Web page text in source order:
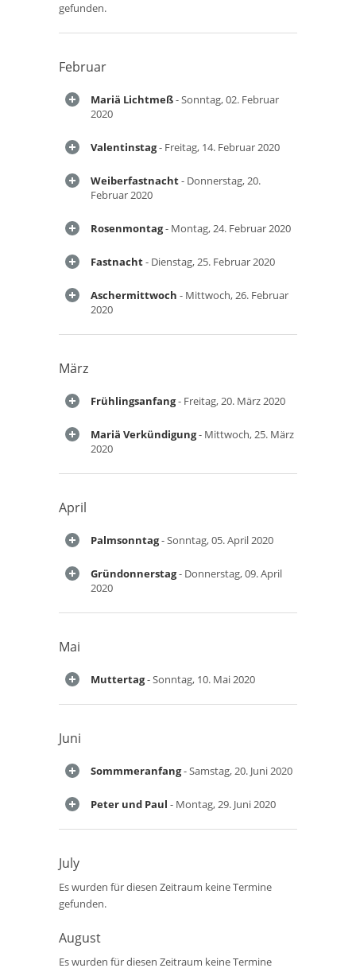
gefunden.
Februar
Mariä Lichtmeß- Sonntag, 02. Februar
2020
Valentinstag- Freitag, 14. Februar 2020
Weiberfastnacht- Donnerstag, 20.
Februar 2020
Rosenmontag- Montag, 24. Februar 2020
Fastnacht- Dienstag, 25. Februar 2020
Aschermittwoch - Mittwoch, 26. Februar
2020
März
Frühlingsanfang- Freitag, 20. März 2020
Mariä Verkündigung- Mittwoch, 25. März
2020
April
Palmsonntag- Sonntag, 05. April 2020
Gründonnerstag- Donnerstag, 09. April
2020
Mai
Muttertag- Sonntag, 10. Mai 2020
Juni
Sommmeranfang- Samstag, 20. Juni 2020
Peter und Paul - Montag, 29. Juni 2020
July
Es wurden für diesen Zeitraum keine Termine
gefunden.
August
Es wurden für diesen Zeitraum keine Termine